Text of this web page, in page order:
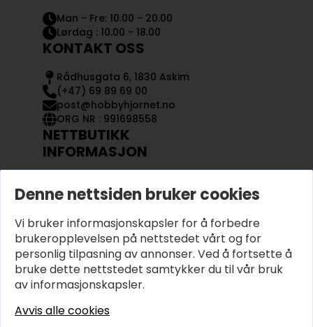
Man - Fre: 10.00 - 20.00
Lørdag : 10.00 - 18.00
KONTAKT OSS
Rådhusgata 6, 1830 Askim
(+47) 69 89 69 00
post@hobbyhjornet.no
ORG NR : 991698558
NETTBUTIKK
INFORMASJON
OM OSS
KJØPSVILKÅR OG BETINGELSER
PERSONVERN
Denne nettsiden bruker cookies
Vi bruker informasjonskapsler for å forbedre
brukeropplevelsen på nettstedet vårt og for
personlig tilpasning av annonser. Ved å fortsette å
bruke dette nettstedet samtykker du til vår bruk
av informasjonskapsler.
Avvis alle cookies